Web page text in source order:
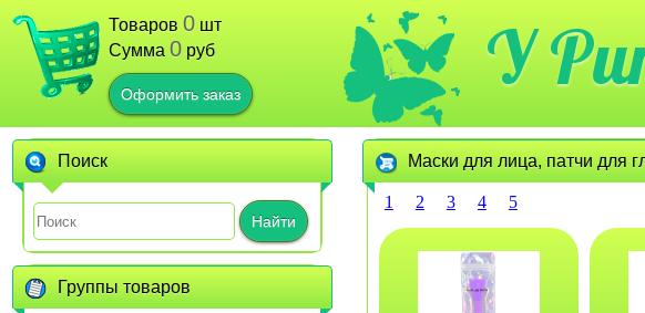
Товаров 0 шт
Сумма 0 руб
Оформить заказ У
Поиск
Найти
Группы товаров
Маски для лица, патчи для
1 2 3 4 5